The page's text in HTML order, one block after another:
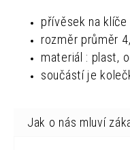
přívěsek na klíče
rozměr průměr
materiál : plast,
součástí je